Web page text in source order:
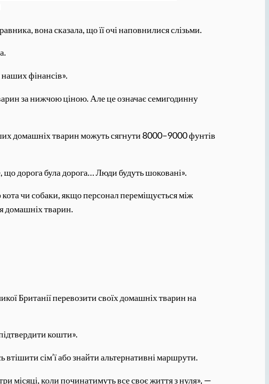
вона сказала, що її очі наповнилися слізьми.
фінансів».
за нижчою ціною. Але це означає семигодинну
домашніх тварин можуть сягнути 8000–9000 фунтів
що дорога була дорога… Люди будуть шоковані».
чи собаки, якщо персонал переміщується між
домашніх тварин.
Британії перевозити своїх домашніх тварин на
кошти».
сім’ї або знайти альтернативні маршрути.
місяці, коли починатимуть все своє життя з нуля», —